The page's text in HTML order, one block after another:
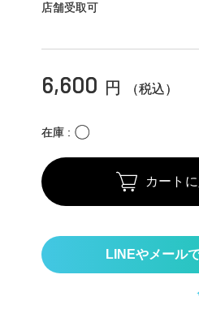
店舗受取可
6,600 円 （税込）
在庫 〇
カート